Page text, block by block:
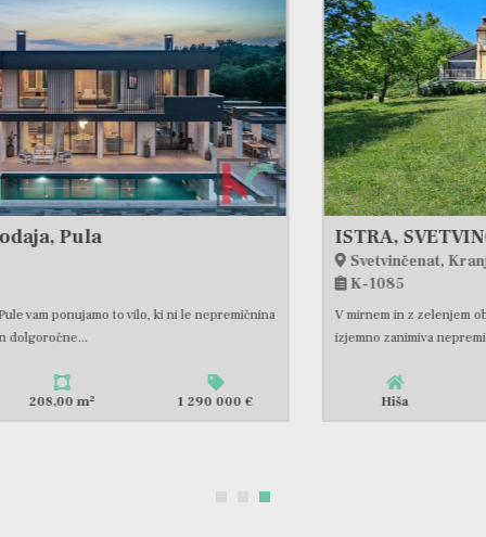
ISTRA, SVETVINČENAT - SAMOSTOJNA HIŠA NA PROSTRANEM IMETJU OBKROŽENA Z NARAVO #PRODAJA
V mirnem in z zelenjem obdanim območju blizu Svetvinčente se nahaja ta
izjemno zanimiva nepremičnina. Obkrožena z oljčnim...
Hiša 354,72 m 1 300 000 €